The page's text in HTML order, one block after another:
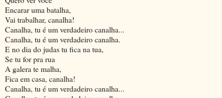
Encarar uma batalha,
Vai trabalhar, canalha!
Canalha, tu é um verdadeiro canalha...
Canalha, tu é um verdadeiro canalha.
E no dia do judas tu fica na tua,
Se tu for pra rua
A galera te malha,
Fica em casa, canalha!
Canalha, tu é um verdadeiro canalha...